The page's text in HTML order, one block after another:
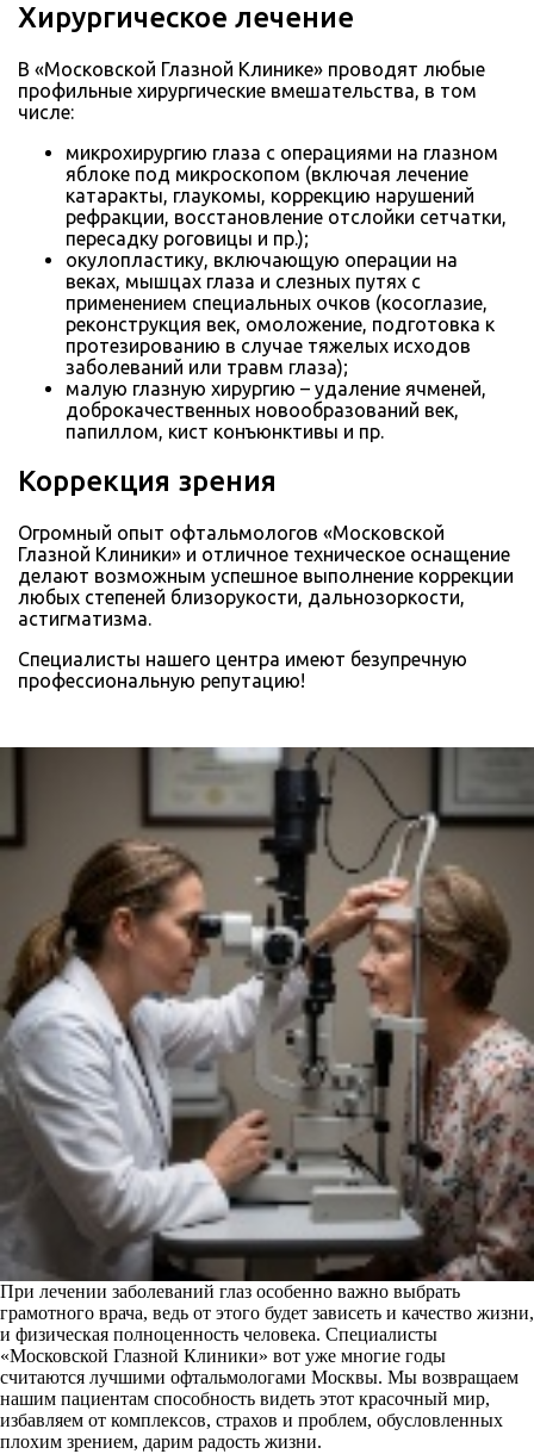
Хирургическое лечение
В «Московской Глазной Клинике» проводят любые
профильные хирургические вмешательства, в том
числе:
микрохирургию глаза с операциями на глазном
яблоке под микроскопом (включая лечение
катаракты, глаукомы, коррекцию нарушений
рефракции, восстановление отслойки сетчатки,
пересадку роговицы и пр.);
окулопластику, включающую операции на
веках, мышцах глаза и слезных путях с
применением специальных очков (косоглазие,
реконструкция век, омоложение, подготовка к
протезированию в случае тяжелых исходов
заболеваний или травм глаза);
малую глазную хирургию – удаление ячменей,
доброкачественных новообразований век,
папиллом, кист конъюнктивы и пр.
Коррекция зрения
Огромный опыт офтальмологов «Московской
Глазной Клиники» и отличное техническое оснащение
делают возможным успешное выполнение коррекции
любых степеней близорукости, дальнозоркости,
астигматизма.
Специалисты нашего центра имеют безупречную
профессиональную репутацию!
При лечении заболеваний глаз особенно важно выбрать
грамотного врача, ведь от этого будет зависеть и качество жизни,
и физическая полноценность человека. Специалисты
«Московской Глазной Клиники» вот уже многие годы
считаются лучшими офтальмологами Москвы. Мы возвращаем
нашим пациентам способность видеть этот красочный мир,
избавляем от комплексов, страхов и проблем, обусловленных
плохим зрением, дарим радость жизни.